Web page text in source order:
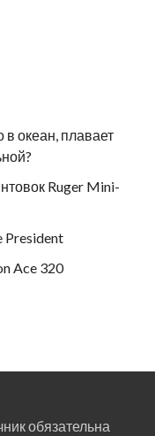
океан, плавает
Ruger Mini-
President
Ace 320
обязательна